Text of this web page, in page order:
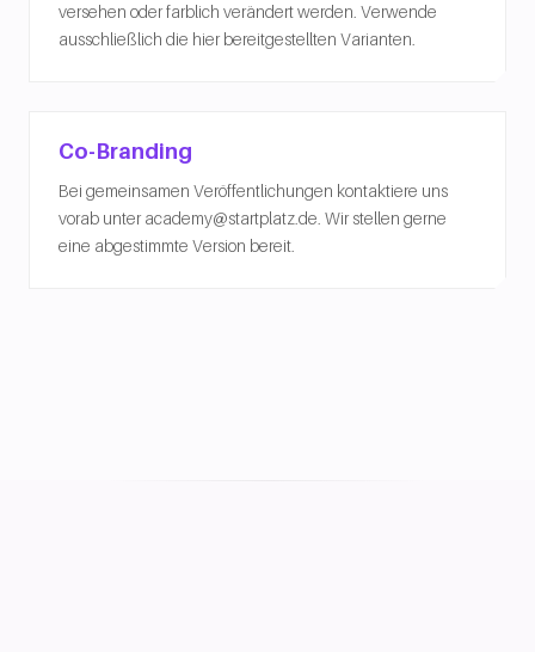
versehen oder farblich verändert werden. Verwende
ausschließlich die hier bereitgestellten Varianten.
Co-Branding
Bei gemeinsamen Veröffentlichungen kontaktiere uns
vorab unter academy@startplatz.de. Wir stellen gerne
eine abgestimmte Version bereit.